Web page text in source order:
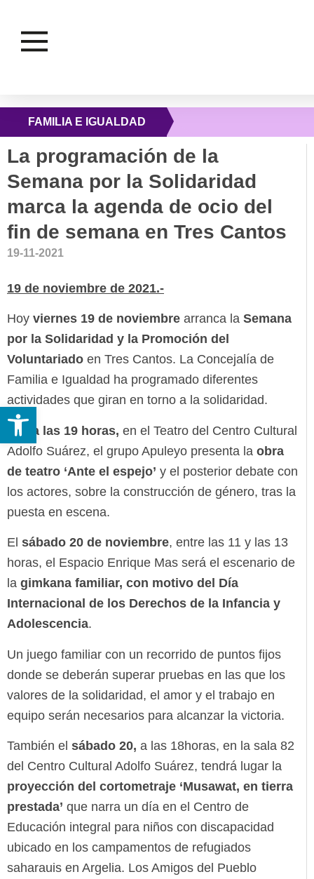
Abrir barra de herramientas
FAMILIA E IGUALDAD
La programación de la
Semana por la Solidaridad
marca la agenda de ocio del
fin de semana en Tres Cantos
19-11-2021
19 de noviembre de 2021.-
Hoy viernes 19 de noviembre arranca la Semana
por la Solidaridad y la Promoción del
Voluntariado en Tres Cantos. La Concejalía de
Familia e Igualdad ha programado diferentes
actividades que giran en torno a la solidaridad.
Así, a las 19 horas, en el Teatro del Centro Cultural
Adolfo Suárez, el grupo Apuleyo presenta la obra
de teatro ‘Ante el espejo’ y el posterior debate con
los actores, sobre la construcción de género, tras la
puesta en escena.
El sábado 20 de noviembre, entre las 11 y las 13
horas, el Espacio Enrique Mas será el escenario de
la gimkana familiar, con motivo del Día
Internacional de los Derechos de la Infancia y
Adolescencia.
Un juego familiar con un recorrido de puntos fijos
donde se deberán superar pruebas en las que los
valores de la solidaridad, el amor y el trabajo en
equipo serán necesarios para alcanzar la victoria.
También el sábado 20, a las 18horas, en la sala 82
del Centro Cultural Adolfo Suárez, tendrá lugar la
proyección del cortometraje ‘Musawat, en tierra
prestada’ que narra un día en el Centro de
Educación integral para niños con discapacidad
ubicado en los campamentos de refugiados
saharauis en Argelia. Los Amigos del Pueblo